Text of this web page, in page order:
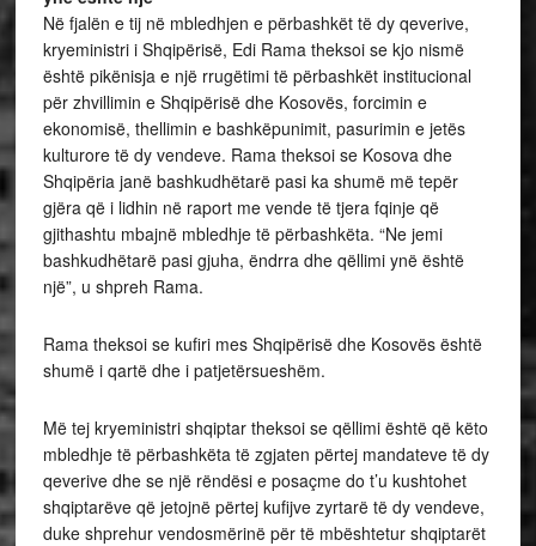
Në fjalën e tij në mbledhjen e përbashkët të dy qeverive,
kryeministri i Shqipërisë, Edi Rama theksoi se kjo nismë
është pikënisja e një rrugëtimi të përbashkët institucional
për zhvillimin e Shqipërisë dhe Kosovës, forcimin e
ekonomisë, thellimin e bashkëpunimit, pasurimin e jetës
kulturore të dy vendeve. Rama theksoi se Kosova dhe
Shqipëria janë bashkudhëtarë pasi ka shumë më tepër
gjëra që i lidhin në raport me vende të tjera fqinje që
gjithashtu mbajnë mbledhje të përbashkëta. “Ne jemi
bashkudhëtarë pasi gjuha, ëndrra dhe qëllimi ynë është
një”, u shpreh Rama.
Rama theksoi se kufiri mes Shqipërisë dhe Kosovës është
shumë i qartë dhe i patjetërsueshëm.
Më tej kryeministri shqiptar theksoi se qëllimi është që këto
mbledhje të përbashkëta të zgjaten përtej mandateve të dy
qeverive dhe se një rëndësi e posaçme do t’u kushtohet
shqiptarëve që jetojnë përtej kufijve zyrtarë të dy vendeve,
duke shprehur vendosmërinë për të mbështetur shqiptarët